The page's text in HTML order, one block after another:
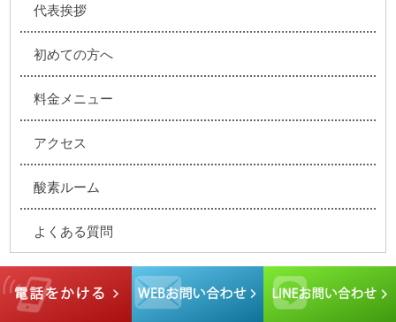
代表挨拶
初めての方へ
料金メニュー
アクセス
酸素ルーム
よくある質問